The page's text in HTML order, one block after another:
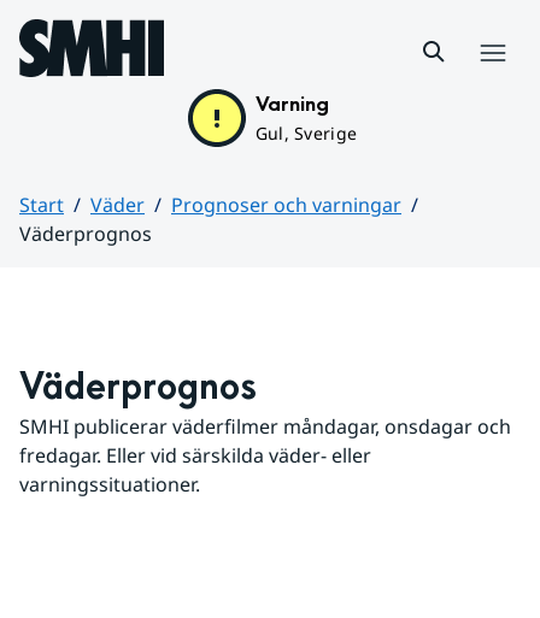
Hoppa till sidans innehåll
Varning
Gul, Sverige
Start Väder
Prognoser och varningar
Väderprognos
Väderprognos
SMHI publicerar väderfilmer måndagar, onsdagar och
fredagar. Eller vid särskilda väder- eller
varningssituationer.